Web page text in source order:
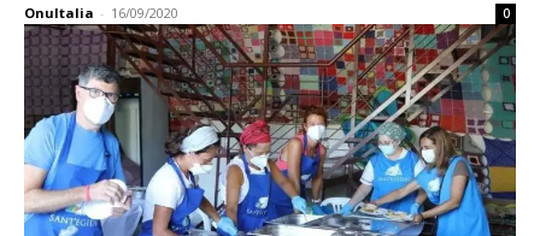
OnuItalia - 16/09/2020 0